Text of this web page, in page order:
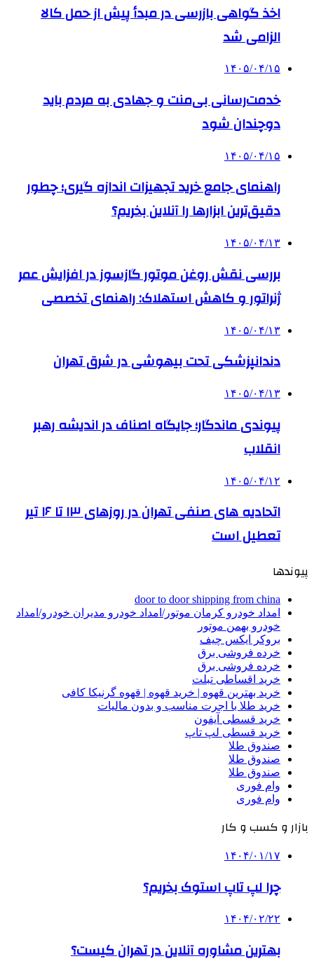
اخذ گواهی بازرسی در مبدأ پیش از حمل کالا
الزامی شد
۱۴۰۵/۰۴/۱۵
خدمت‌رسانی بی‌منت و جهادی به مردم باید
دوچندان شود
۱۴۰۵/۰۴/۱۵
راهنمای جامع خرید تجهیزات اندازه گیری؛ چطور
دقیق‌ترین ابزارها را آنلاین بخریم؟
۱۴۰۵/۰۴/۱۳
بررسی نقش روغن موتور گازسوز در افزایش عمر
ژنراتور و کاهش استهلاک: راهنمای تخصصی
۱۴۰۵/۰۴/۱۳
دندانپزشکی تحت بیهوشی در شرق تهران
۱۴۰۵/۰۴/۱۳
پیوندی ماندگار؛ جایگاه اصناف در اندیشه رهبر
انقلاب
۱۴۰۵/۰۴/۱۲
اتحادیه های صنفی تهران در روزهای ۱۳ تا ۱۶ تیر
تعطیل است
پیوندها
door to door shipping from china
امداد خودرو کرمان موتور/امداد خودرو مدیران خودرو/امداد
خودرو بهمن موتور
بروکر ایکس چیف
خرده فروشی برق
خرده فروشی برق
خرید اقساطی تبلت
خرید بهترین قهوه | خرید قهوه | قهوه گرنیکا کافی
خرید طلا با اجرت مناسب و بدون مالیات
خرید قسطی آیفون
خرید قسطی لپ تاپ
صندوق طلا
صندوق طلا
صندوق طلا
وام فوری
وام فوری
بازار و کسب و کار
۱۴۰۴/۰۱/۱۷
چرا لپ تاپ استوک بخریم؟
۱۴۰۴/۰۲/۲۲
بهترین مشاوره آنلاین در تهران کیست؟